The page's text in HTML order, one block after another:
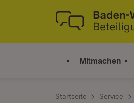
Zum Inhalt springen
Link zur Startseite
Mitmachen
Startseite Service